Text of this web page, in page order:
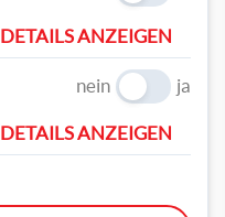
DETAILS ANZEIGEN
nein ja
DETAILS ANZEIGEN